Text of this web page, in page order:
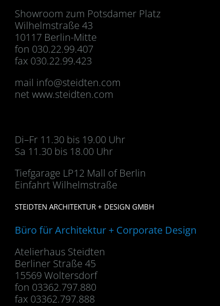
Showroom zum Potsdamer Platz
Wilhelmstraße 43
10117 Berlin-Mitte
fon 030.22.99.407
fax 030.22.99.423
mail info@steidten.com
net www.steidten.com
Di–Fr 11.30 bis 19.00 Uhr
Sa 11.30 bis 18.00 Uhr
Tiefgarage LP12 Mall of Berlin
Einfahrt Wilhelmstraße
STEIDTEN ARCHITEKTUR + DESIGN GMBH
Büro für Architektur + Corporate Design
Atelierhaus Steidten
Berliner Straße 45
15569 Woltersdorf
fon 03362.797.880
fax 03362.797.888